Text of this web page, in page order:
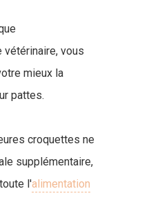
vétérinaire, vous
mieux la
pattes.
croquettes ne
supplémentaire,
l'alimentation